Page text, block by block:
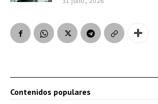
Contenidos populares